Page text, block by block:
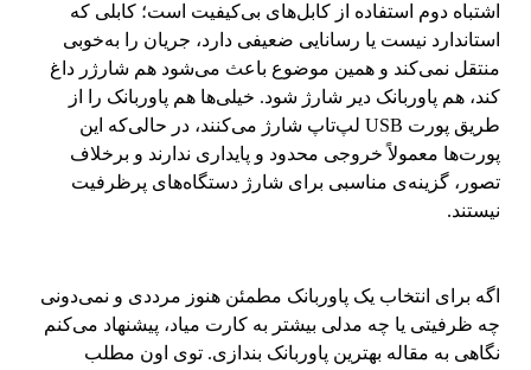
اشتباه دوم استفاده از کابل‌های بی‌کیفیت است؛ کابلی که
استاندارد نیست یا رسانایی ضعیفی دارد، جریان را به‌خوبی
منتقل نمی‌کند و همین موضوع باعث می‌شود هم شارژر داغ
کند، هم پاوربانک دیر شارژ شود. خیلی‌ها هم پاوربانک را از
طریق پورت USB لپ‌تاپ شارژ می‌کنند، در حالی‌که این
پورت‌ها معمولاً خروجی محدود و پایداری ندارند و برخلاف
تصور، گزینه‌ی مناسبی برای شارژ دستگاه‌های پرظرفیت
نیستند.
اگه برای انتخاب یک پاوربانک مطمئن هنوز مرددی و نمی‌دونی
چه ظرفیتی یا چه مدلی بیشتر به کارت میاد، پیشنهاد می‌کنم
نگاهی به مقاله بهترین پاوربانک بندازی. توی اون مطلب